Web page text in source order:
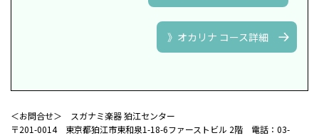
》オカリナ コース詳細
＜お問合せ＞ スガナミ楽器 狛江センター
〒201-0014 東京都狛江市東和泉1-18-6ファーストビル 2階 電話：03-